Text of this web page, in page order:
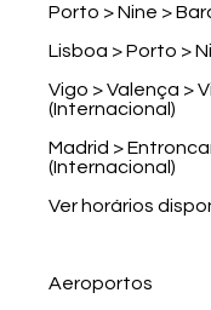
Porto > Nine >
Lisboa > Porto >
Vigo > Valença >
(Internacional)
Madrid >
(Internacional)
Ver horários
Aeroportos